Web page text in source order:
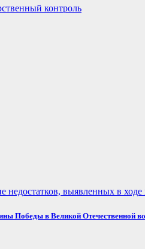
контроль
выявленных в ходе
Победы в Великой Отечественной